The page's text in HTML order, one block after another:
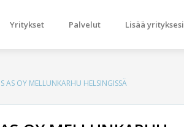
Yritykset Palvelut Lisää yrityksesi
AS OY MELLUNKARHU HELSINGISSÄ